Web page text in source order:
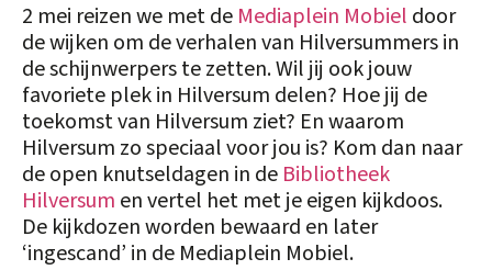
2 mei reizen we met de Mediaplein Mobiel door
de wijken om de verhalen van Hilversummers in
de schijnwerpers te zetten. Wil jij ook jouw
favoriete plek in Hilversum delen? Hoe jij de
toekomst van Hilversum ziet? En waarom
Hilversum zo speciaal voor jou is? Kom dan naar
de open knutseldagen in de Bibliotheek
Hilversum en vertel het met je eigen kijkdoos.
De kijkdozen worden bewaard en later
‘ingescand’ in de Mediaplein Mobiel.